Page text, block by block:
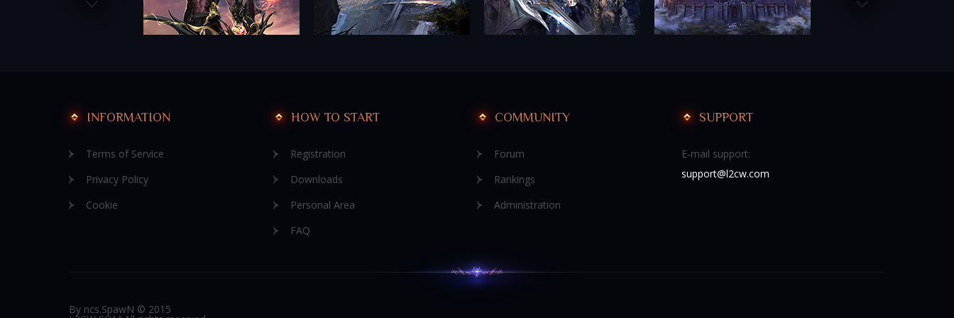
INFORMATION
Terms of Service
Privacy Policy
Cookie
HOW TO START
Registration
Downloads
Personal Area
FAQ
COMMUNITY
Forum
Rankings
Administration
SUPPORT
E-mail support:
support@l2cw.com
Вy ncs.SpawN © 2015